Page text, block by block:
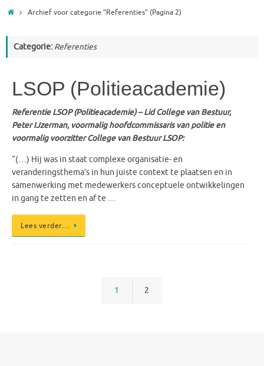
HomeArchief voor categorie "Referenties"(Pagina 2)
Categorie: Referenties
LSOP (Politieacademie)
Referentie LSOP (Politieacademie) – Lid College van Bestuur,
Peter IJzerman, voormalig hoofdcommissaris van politie en
voormalig voorzitter College van Bestuur LSOP:
“(…) Hij was in staat complexe organisatie- en
veranderingsthema’s in hun juiste context te plaatsen en in
samenwerking met medewerkers conceptuele ontwikkelingen
in gang te zetten en af te …
Lees verder…
1 2